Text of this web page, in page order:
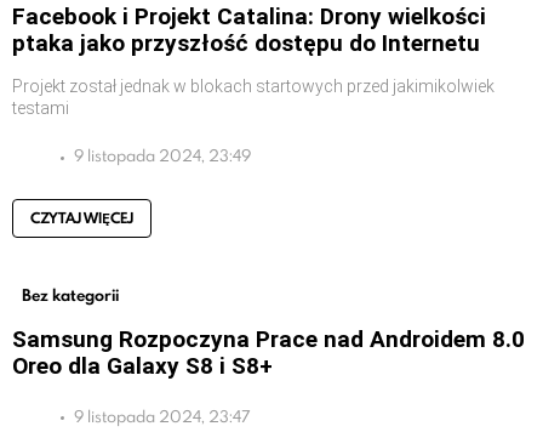
Facebook i Projekt Catalina: Drony wielkości
ptaka jako przyszłość dostępu do Internetu
Projekt został jednak w blokach startowych przed jakimikolwiek
testami
9 listopada 2024, 23:49
CZYTAJ WIĘCEJ
Bez kategorii
Samsung Rozpoczyna Prace nad Androidem 8.0
Oreo dla Galaxy S8 i S8+
9 listopada 2024, 23:47